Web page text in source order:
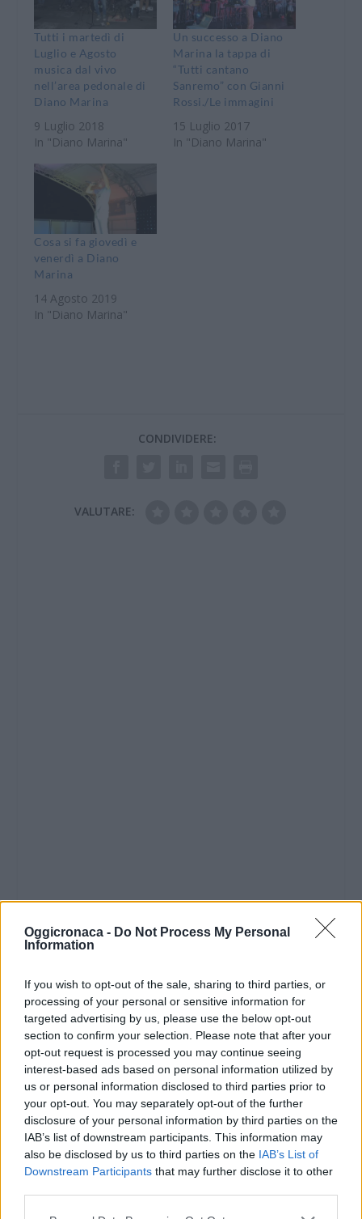
Oggicronaca - Do Not Process My Personal
Information
If you wish to opt-out of the sale, sharing to third parties, or
processing of your personal or sensitive information for
targeted advertising by us, please use the below opt-out
section to confirm your selection. Please note that after your
opt-out request is processed you may continue seeing
interest-based ads based on personal information utilized by
us or personal information disclosed to third parties prior to
your opt-out. You may separately opt-out of the further
disclosure of your personal information by third parties on the
IAB’s list of downstream participants. This information may
also be disclosed by us to third parties on the IAB’s List of
Downstream Participants that may further disclose it to other
Tutti i martedì di
Luglio e Agosto
musica dal vivo
nell’area pedonale di
Diano Marina
9 Luglio 2018
In "Diano Marina"
Un successo a Diano
Marina la tappa di
“Tutti cantano
Sanremo” con Gianni
Rossi./Le immagini
15 Luglio 2017
In "Diano Marina"
Cosa si fa giovedì e
venerdì a Diano
Marina
14 Agosto 2019
In "Diano Marina"
CONDIVIDERE:
VALUTARE: